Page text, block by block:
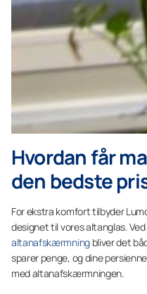
Hvordan får
den bedste
For ekstra komfort tilbyder
designet til vores altanglas.
altanafskærmning bliver det
sparer penge, og dine
med altanafskærmningen.